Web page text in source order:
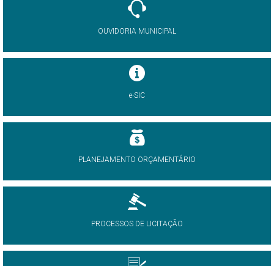
OUVIDORIA MUNICIPAL
e-SIC
PLANEJAMENTO ORÇAMENTÁRIO
PROCESSOS DE LICITAÇÃO